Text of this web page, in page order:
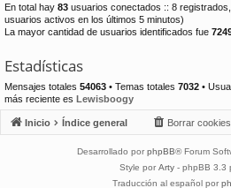
En total hay 83 usuarios conectados :: 8
usuarios activos en los últimos 5 minutos)
La mayor cantidad de usuarios identificados fue
Estadísticas
Mensajes totales 54063 • Temas totales 7032 •
más reciente es Lewisboogy
Inicio Índice general Borrar cookies
Desarrollado por phpBB® Forum
Style por Arty - phpBB 3.3
Traducción al español por